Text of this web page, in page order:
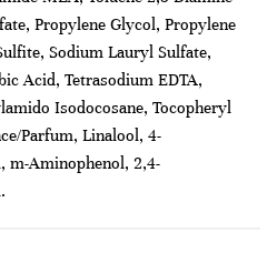
Propylene Glycol, Propylene
Sodium Lauryl Sulfate,
Acid, Tetrasodium EDTA,
Isodocosane, Tocopheryl
Parfum, Linalool, 4-
m-Aminophenol, 2,4-